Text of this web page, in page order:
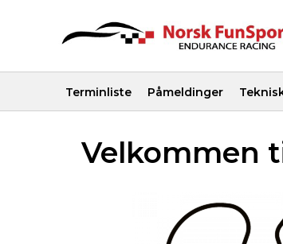
Terminliste Påmeldinger
Velkommen